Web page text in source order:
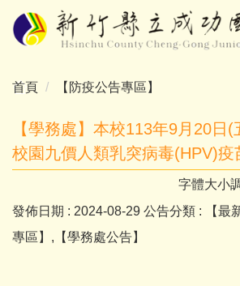
跳
到
內
首頁 【防疫公告專區】
【學務處】本校113年9月20日
校園九價人類乳突病毒(HPV)疫
字體大小
發佈日期 : 2024-08-29 公告分類 :
【最
專區】,【學務處公告】